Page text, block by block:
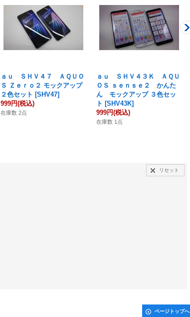
ａｕ ＳＨＶ４７ ＡＱＵＯ
Ｓ Ｚｅｒｏ２ モックアップ
２色セット [SHV47]
999円(税込)
在庫数 2点
ａｕ ＳＨＶ４３Ｋ ＡＱＵ
ＯＳ ｓｅｎｓｅ２ かんた
ん モックアップ ３色セッ
ト [SHV43K]
999円(税込)
在庫数 1点
リセット
ページトップへ